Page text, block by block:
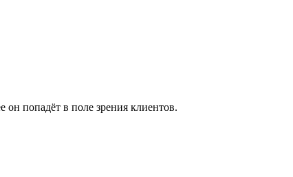
попадёт в поле зрения клиентов.